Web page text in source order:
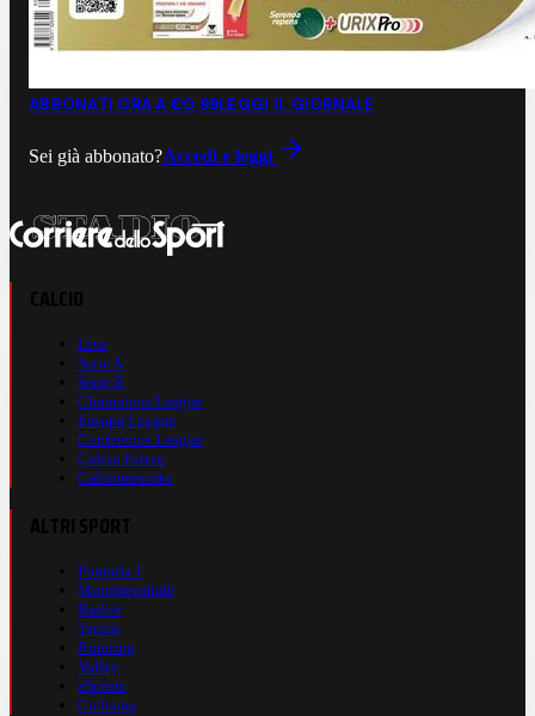
ABBONATI ORA A €0,99LEGGI IL GIORNALE
Sei già abbonato?Accedi e leggi
Live
Serie A
Serie B
Champions League
Europa League
Conference League
Calcio Estero
Calciomercato
Formula 1
Motomondiale
Basket
Tennis
Running
Volley
eSports
Ciclismo